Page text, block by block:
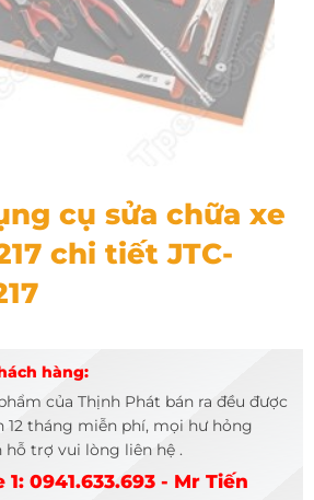
cụ sửa chữa xe
chi tiết JTC-
hàng:
của Thịnh Phát bán ra đều được
12 tháng miễn phí, mọi hư hỏng
hỗ trợ vui lòng liên hệ .
1: 0941.633.693 - Mr Tiến